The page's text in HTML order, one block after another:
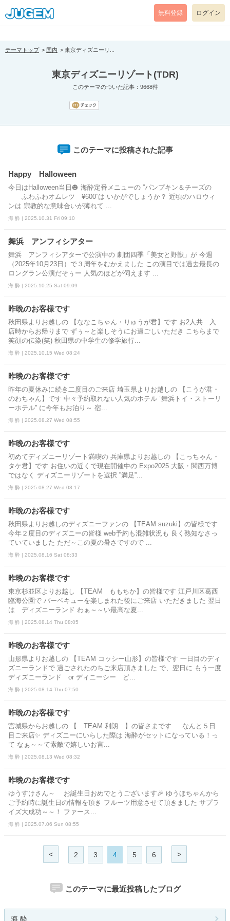
[pear_error: message="Success" code=0 mode=return level=notice
prefix="" info=""]
無料登録 ログイン
テーマトップ 国内 東京ディズニーリ...
東京ディズニーリゾート(TDR)
このテーマのついた記事：9668件
このテーマに投稿された記事
Happy Halloween
今日はHalloween当日🎃 海酔定番メニューの ”パンプキン＆チーズの
ふわふわオムレツ ¥600”は いかがでしょうか？ 近頃のハロウィ
ンは 宗教的な意味合いが薄れて ...
海 酔 | 2025.10.31 Fri 09:10
舞浜 アンフィシアター
舞浜 アンフィシアターで公演中の 劇団四季「美女と野獣」が 今週
（2025年10月23日）で３周年をむかえました この演目では過去最長の
ロングラン公演だそぅー 人気のほどが伺えます ...
海 酔 | 2025.10.25 Sat 09:09
昨晩のお客様です
秋田県よりお越しの 【ななこちゃん・りゅうが君】です お2人共 入
店時からお帰りまで ずぅ～と楽しそうにお過ごしいただき こちらまで
笑顔の伝染(笑) 秋田県の中学生の修学旅行...
海 酔 | 2025.10.15 Wed 08:24
昨晩のお客様です
昨年の夏休みに続き二度目のご来店 埼玉県よりお越しの 【こうが君・
のわちゃん】です 中々予約取れない人気のホテル ”舞浜トイ・ストーリ
ーホテル” に今年もお泊り～ 宿...
海 酔 | 2025.08.27 Wed 08:55
昨晩のお客様です
初めてディズニーリゾート満喫の 兵庫県よりお越しの 【こっちゃん・
タケ君】です お住いの近くで現在開催中の Expo2025 大阪・関西万博
ではなく ディズニーリゾートを選択 ”満足”...
海 酔 | 2025.08.27 Wed 08:17
昨晩のお客様です
秋田県よりお越しのディズニーファンの 【TEAM suzuki】の皆様です
今年２度目のディズニーの皆様 web予約も混雑状況も 良く熟知なさっ
ていていました ただ～この夏の暑さですので ...
海 酔 | 2025.08.16 Sat 08:33
昨晩のお客様です
東京杉並区よりお越し 【TEAM ももちか】の皆様です 江戸川区葛西
臨海公園で バーベキューを楽しまれた後にご来店 いただきました 翌日
は ディズニーランド わぁ～～い最高な夏...
海 酔 | 2025.08.14 Thu 08:05
昨晩のお客様です
山形県よりお越しの 【TEAM コッシー山形】の皆様です 一日目のディ
ズニーランドで 過ごされたのちご来店頂きました で、翌日に もう一度
ディズニーランド or ディニーシー ど...
海 酔 | 2025.08.14 Thu 07:50
昨晩のお客様です
宮城県からお越しの 【 TEAM 利朗 】の皆さまです なんと５日
目ご来店✨ ディズニーにいらした際は 海酔がセットになっている！っ
て なぁ～～て素敵で嬉しいお言...
海 酔 | 2025.08.13 Wed 08:32
昨晩のお客様です
ゆうすけさん～ お誕生日おめでとうございます🎉 ゆうほちゃんから
ご予約時に誕生日の情報を頂き フルーツ用意させて頂きました サプラ
イズ大成功～～！ ファース...
海 酔 | 2025.07.06 Sun 08:55
< 2 3 4 5 6 >
このテーマに最近投稿したブログ
海 酔